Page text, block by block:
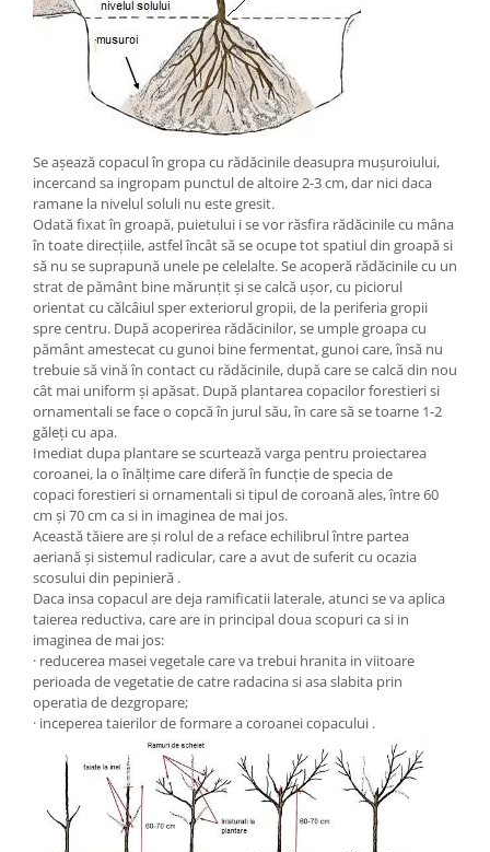
Se așează copacul în gropa cu rădăcinile deasupra mușuroiului,
incercand sa ingropam punctul de altoire 2-3 cm, dar nici daca
ramane la nivelul soluli nu este gresit.
Odată fixat în groapă, puietului i se vor răsfira rădăcinile cu mâna
în toate direcțiile, astfel încât să se ocupe tot spatiul din groapă si
să nu se suprapună unele pe celelalte. Se acoperă rădăcinile cu un
strat de pământ bine mărunțit și se calcă ușor, cu piciorul
orientat cu călcâiul sper exteriorul gropii, de la periferia gropii
spre centru. După acoperirea rădăcinilor, se umple groapa cu
pământ amestecat cu gunoi bine fermentat, gunoi care, însă nu
trebuie să vină în contact cu rădăcinile, după care se calcă din nou
cât mai uniform și apăsat. După plantarea copacilor forestieri si
ornamentali se face o copcă în jurul său, în care să se toarne 1-2
găleți cu apa.
Imediat dupa plantare se scurtează varga pentru proiectarea
coroanei, la o înălțime care diferă în funcție de specia de
copaci forestieri si ornamentali si tipul de coroană ales, între 60
cm și 70 cm ca si in imaginea de mai jos.
Această tăiere are și rolul de a reface echilibrul între partea
aeriană și sistemul radicular, care a avut de suferit cu ocazia
scosului din pepinieră .
Daca insa copacul are deja ramificatii laterale, atunci se va aplica
taierea reductiva, care are in principal doua scopuri ca si in
imaginea de mai jos:
· reducerea masei vegetale care va trebui hranita in viitoare
perioada de vegetatie de catre radacina si asa slabita prin
operatia de dezgropare;
· inceperea taierilor de formare a coroanei copacului .